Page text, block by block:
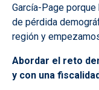
García-Page
de pérdida
región y
Abordar el reto
y con una